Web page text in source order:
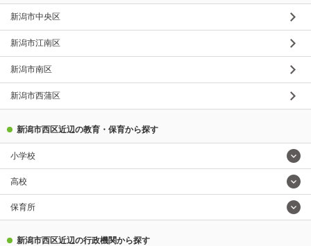
新潟市中央区
新潟市江南区
新潟市南区
新潟市西蒲区
新潟市西区近辺の教育・保育から探す
小学校
高校
保育所
新潟市西区近辺の行政機関から探す